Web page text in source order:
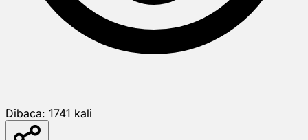
Dibaca: 1741 kali